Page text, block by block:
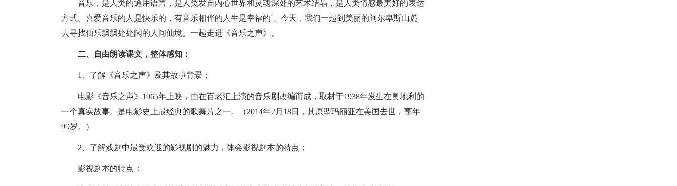
音乐，是人类的通用语言，是人类发自内心世界和灵魂深处的艺术结晶，是人类情感最美好的表达
方式。喜爱音乐的人是快乐的，有音乐相伴的人生是幸福的'。今天，我们一起到美丽的阿尔卑斯山麓
去寻找仙乐飘飘处处闻的人间仙境。一起走进《音乐之声》。
二、自由朗读课文，整体感知：
1、了解《音乐之声》及其故事背景；
电影《音乐之声》1965年上映，由在百老汇上演的音乐剧改编而成，取材于1938年发生在奥地利的
一个真实故事。是电影史上最经典的歌舞片之一。（2014年2月18日，其原型玛丽亚在美国去世，享年
99岁。）
2、了解戏剧中最受欢迎的影视剧的魅力，体会影视剧本的特点；
影视剧本的特点：